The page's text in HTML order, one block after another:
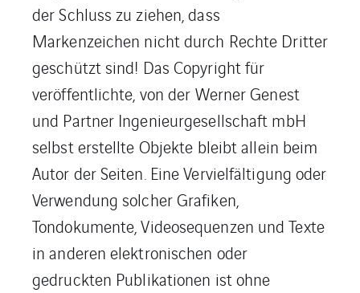
der Schluss zu ziehen, dass
Markenzeichen nicht durch Rechte Dritter
geschützt sind! Das Copyright für
veröffentlichte, von der Werner Genest
und Partner Ingenieurgesellschaft mbH
selbst erstellte Objekte bleibt allein beim
Autor der Seiten. Eine Vervielfältigung oder
Verwendung solcher Grafiken,
Tondokumente, Videosequenzen und Texte
in anderen elektronischen oder
gedruckten Publikationen ist ohne